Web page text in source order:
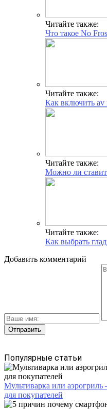
Читайте также:
Что такое No
Читайте также:
Как включить av
Читайте также:
Можно ли
Читайте также:
Как выбрать
Добавить комментарий
Популярные статьи
Мультиварка или
для покупателей